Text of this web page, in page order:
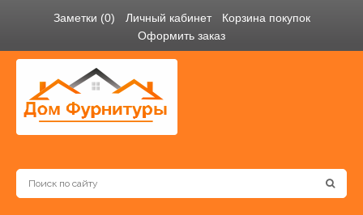
Заметки (0) Личный кабинет
Корзина покупок
Оформить заказ